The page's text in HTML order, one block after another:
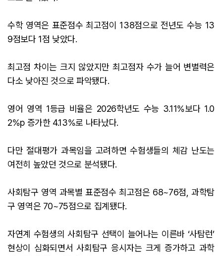
수학 영역은 표준점수 최고점이 138점으로 전년도 수능 13
9점보다 1점 낮았다.
최고점 차이는 크지 않았지만 최고점자 수가 늘어 변별력은
다소 낮아진 것으로 파악됐다.
영어 영역 1등급 비율은 2026학년도 수능 3.11%보다 1.0
2%p 증가한 4.13%로 나타났다.
다만 절대평가 과목임을 고려하면 수험생들의 체감 난도는
여전히 높았던 것으로 분석됐다.
사회탐구 영역 과목별 표준점수 최고점은 68~76점, 과학탐
구 영역은 70~75점으로 집계됐다.
자연계 수험생의 사회탐구 선택이 늘어나는 이른바 ‘사탐런’
현상이 심화되면서 사회탐구 응시자는 크게 증가하고 과학